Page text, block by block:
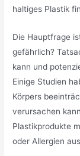
haltiges Plastik
Die Hauptfrage
gefährlich?
kann und
Einige Studien
Körpers
verursachen
Plastikprodukte
oder Allergien